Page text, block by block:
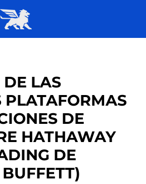
LAS
PLATAFORMAS
DE
HATHAWAY
DE